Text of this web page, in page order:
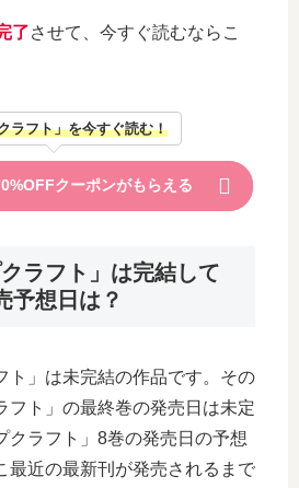
了させて、今すぐ読むならこ
ラフト」を今すぐ読む！
クーポンがもらえる
ラフト」は完結して
予想日は？
ト」は未完結の作品です。その
フト」の最終巻の発売日は未定
クラフト」8巻の発売日の予想
最近の最新刊が発売されるまで